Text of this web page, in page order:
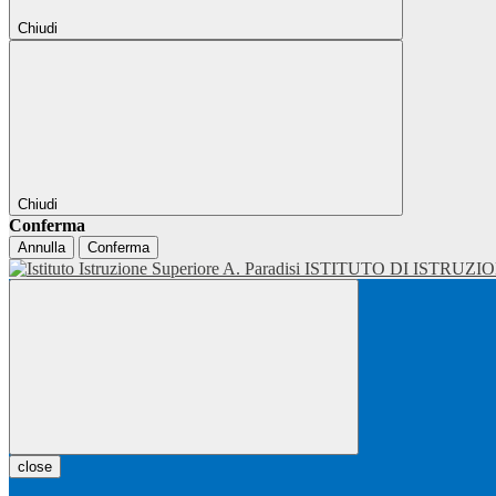
Chiudi
Chiudi
Conferma
Annulla Conferma
ISTITUTO DI
close